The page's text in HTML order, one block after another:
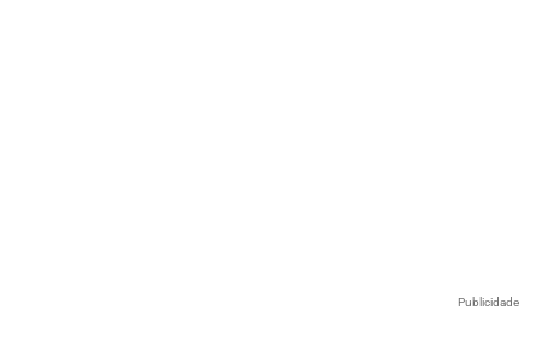
Publicidade